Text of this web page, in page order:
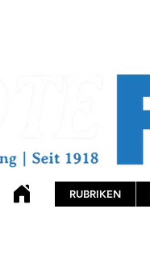
RUBRIKEN